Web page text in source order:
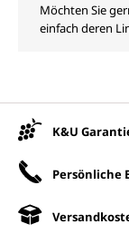
Möchten Sie
einfach deren
K&U
Persönliche